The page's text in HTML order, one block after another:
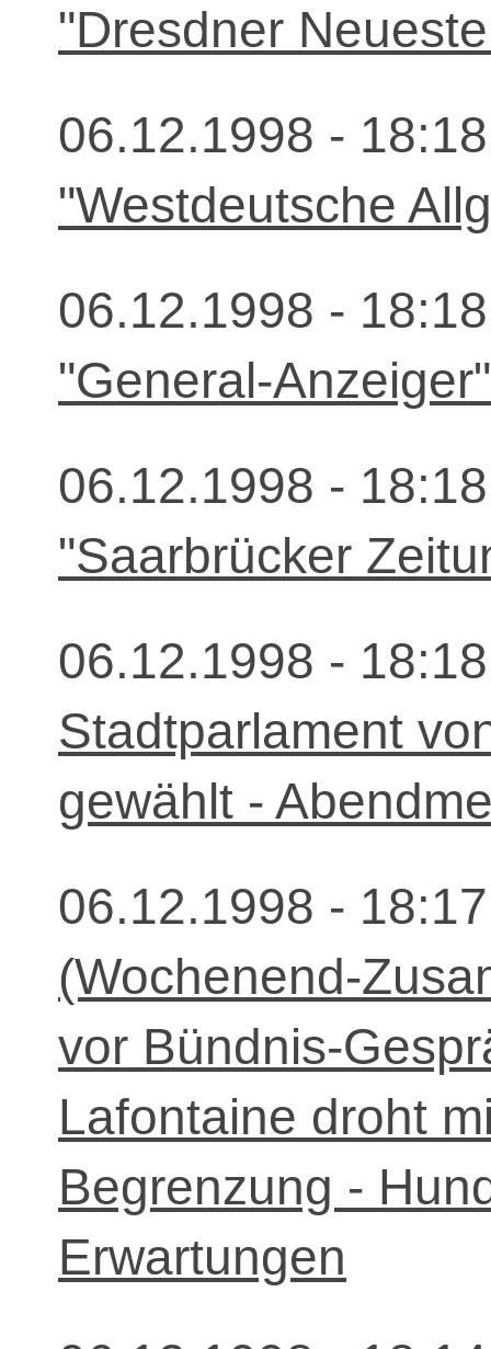
"Dresdner
06.12.1998 -
"Westdeutsche
06.12.1998 -
"General-
06.12.1998 -
"Saarbrücker
06.12.1998 -
Stadtparlament
gewählt -
06.12.1998 -
(Wochenend-
vor Bündnis-
Lafontaine droht
Begrenzung -
Erwartungen